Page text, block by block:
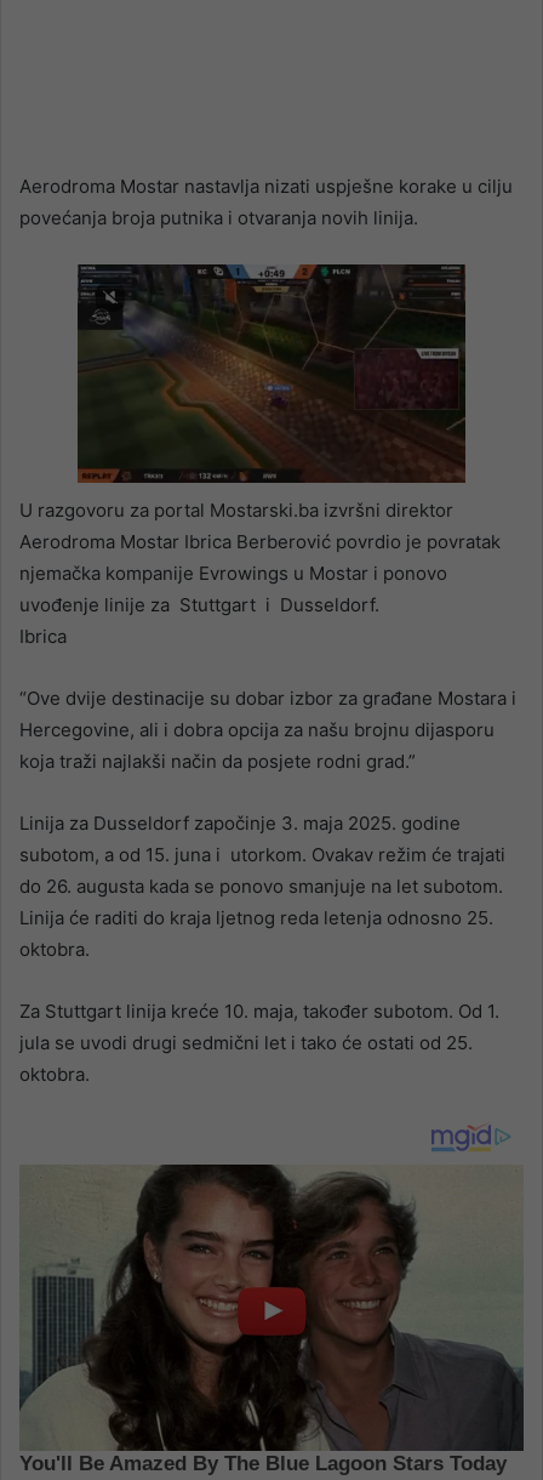
Aerodroma Mostar nastavlja nizati uspješne korake u cilju
povećanja broja putnika i otvaranja novih linija.
U razgovoru za portal Mostarski.ba izvršni direktor
Aerodroma Mostar Ibrica Berberović povrdio je povratak
njemačka kompanije Evrowings u Mostar i ponovo
uvođenje linije za Stuttgart i Dusseldorf.
Ibrica
“Ove dvije destinacije su dobar izbor za građane Mostara i
Hercegovine, ali i dobra opcija za našu brojnu dijasporu
koja traži najlakši način da posjete rodni grad.”
Linija za Dusseldorf započinje 3. maja 2025. godine
subotom, a od 15. juna i utorkom. Ovakav režim će trajati
do 26. augusta kada se ponovo smanjuje na let subotom.
Linija će raditi do kraja ljetnog reda letenja odnosno 25.
oktobra.
Za Stuttgart linija kreće 10. maja, također subotom. Od 1.
jula se uvodi drugi sedmični let i tako će ostati od 25.
oktobra.